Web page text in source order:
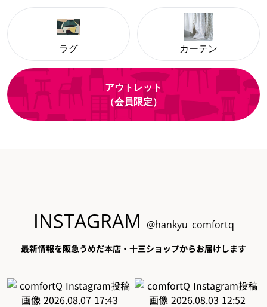
ラグ カーテン
アウトレット
（会員限定）
INSTAGRAM @hankyu_comfortq
最新情報を阪急うめだ本店・十三ショップからお届けします